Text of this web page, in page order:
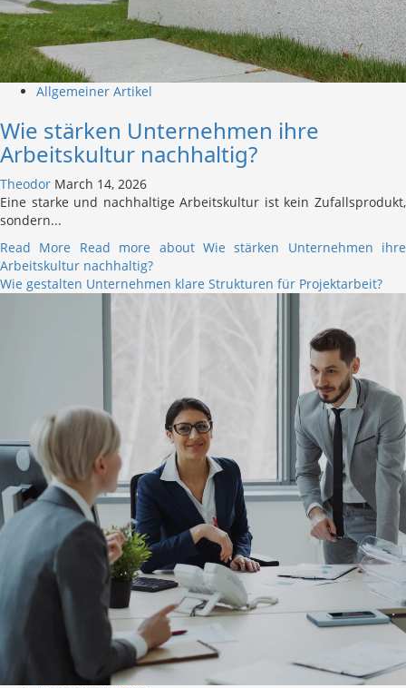
Allgemeiner Artikel
Wie stärken Unternehmen ihre
Arbeitskultur nachhaltig?
Theodor March 14, 2026
Eine starke und nachhaltige Arbeitskultur ist kein Zufallsprodukt,
sondern...
Read More Read more about Wie stärken Unternehmen ihre
Arbeitskultur nachhaltig?
Wie gestalten Unternehmen klare Strukturen für Projektarbeit?